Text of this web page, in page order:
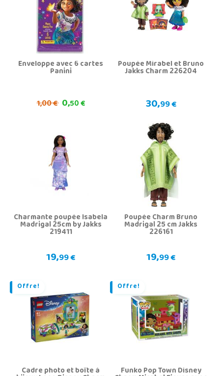
Enveloppe avec 6 cartes
Panini
1,00 € 0,50 €
Poupée Mirabel et Bruno
Jakks Charm 226204
30,99 €
Charmante poupée Isabela
Madrigal 25cm by Jakks
219411
19,99 €
Poupée Charm Bruno
Madrigal 25 cm Jakks
226161
19,99 €
Offre!
Cadre photo et boîte à
Offre!
Funko Pop Town Disney